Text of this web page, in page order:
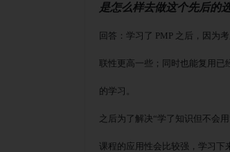
是怎么样去做这个先后的
回答：学习了 PMP 之后，因为
联性更高一些；同时也能复用已
的学习。
之后为了解决 “学了知识但不会
课程的应用性会比较强，学习下